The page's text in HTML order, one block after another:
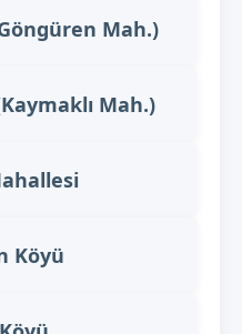
Mah.)
Mah.)
Köyü